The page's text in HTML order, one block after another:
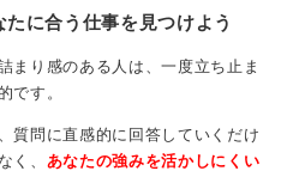
それで終わりになります。活
性は残っていますから、諦めず
う。
に合う仕事を見つけよう
まり感のある人は、一度立ち止ま
です。
質問に直感的に回答していくだけ
く、 あなたの強みを活かしにくい